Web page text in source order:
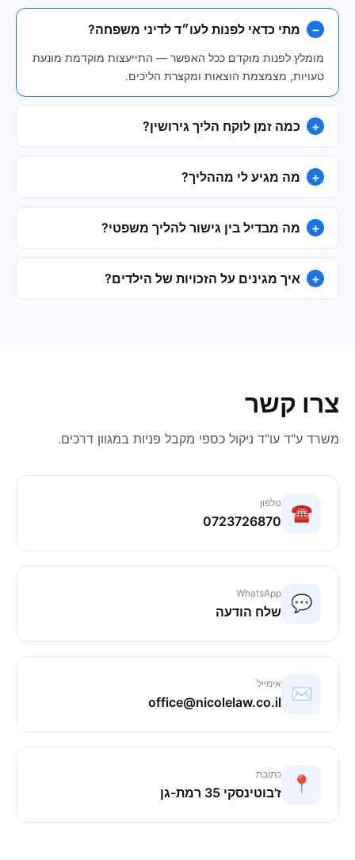
מתי כדאי לפנות לעו״ד לדיני משפחה?
מומלץ לפנות מוקדם ככל האפשר — התייעצות מוקדמת מונעת
טעויות, מצמצמת הוצאות ומקצרת הליכים.
כמה זמן לוקח הליך גירושין?
מה מגיע לי מההליך?
מה מבדיל בין גישור להליך משפטי?
איך מגינים על הזכויות של הילדים?
צרו קשר
משרד ע"ד עו"ד ניקול כספי מקבל פניות במגוון דרכים.
☎️ טלפון
0723726870
💬
WhatsApp
שלח הודעה
✉️ אימייל
office@nicolelaw.co.il
📍 כתובת
ז'בוטינסקי 35 רמת-גן